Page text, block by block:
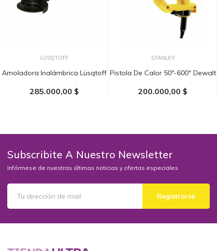
LÜSQTOFF
Amoladora Inalámbrica Lüsqtoff
285.000,00 $
STANLEY
Pistola De Calor 50º-600º Dewalt
200.000,00 $
Subscribite A Nuestro Newsletter
Infórmese de nuestras últimas noticias y ofertas especiales
Registrarse